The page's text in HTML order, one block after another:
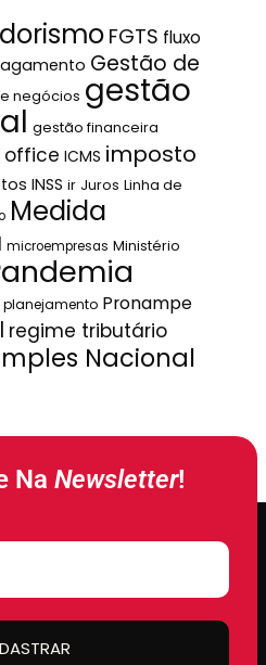
FGTS fluxo
Gestão de
negócios gestão
gestão financeira
office ICMS imposto
INSS ir Juros Linha de
Medida
microempresas Ministério
planejamento Pronampe
regime tributário
Nacional
Na Newsletter!